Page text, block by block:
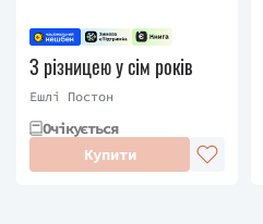
З різницею у сім років
Ешлі Постон
Очікується
Купити